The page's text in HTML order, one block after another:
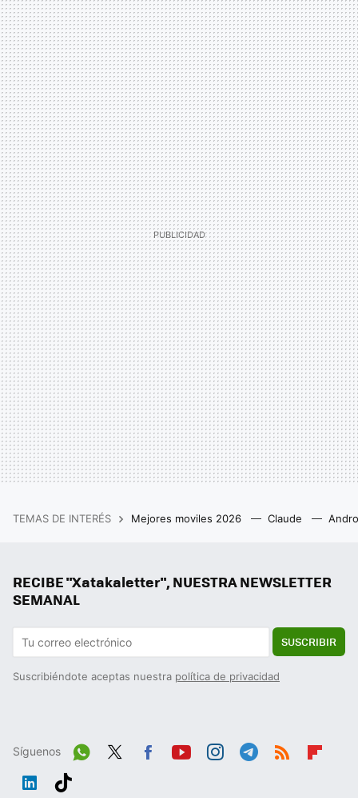
TEMAS DE INTERÉS Mejores moviles 2026 Claude
RECIBE "Xatakaletter", NUESTRA NEWSLETTER
SEMANAL
SUSCRIBIR
Suscribiéndote aceptas nuestra política de privacidad
Síguenos
Wh